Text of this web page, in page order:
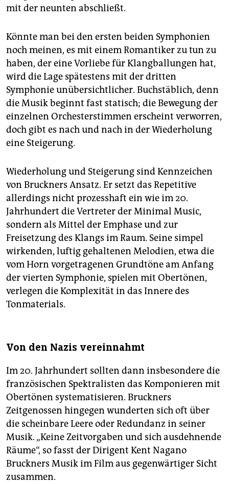
mit der neunten abschließt.
Könnte man bei den ersten beiden Symphonien
noch meinen, es mit einem Romantiker zu tun zu
haben, der eine Vorliebe für Klangballungen hat,
wird die Lage spätestens mit der dritten
Symphonie unübersichtlicher. Buchstäblich, denn
die Musik beginnt fast statisch; die Bewegung der
einzelnen Orchesterstimmen erscheint verworren,
doch gibt es nach und nach in der Wiederholung
eine Steigerung.
Wiederholung und Steigerung sind Kennzeichen
von Bruckners Ansatz. Er setzt das Repetitive
allerdings nicht prozesshaft ein wie im 20.
Jahrhundert die Vertreter der Minimal Music,
sondern als Mittel der Emphase und zur
Freisetzung des Klangs im Raum. Seine simpel
wirkenden, luftig gehaltenen Melodien, etwa die
vom Horn vorgetragenen Grundtöne am Anfang
der vierten Symphonie, spielen mit Obertönen,
verlegen die Komplexität in das Innere des
Tonmaterials.
Von den Nazis vereinnahmt
Im 20. Jahrhundert sollten dann insbesondere die
französischen Spektralisten das Komponieren mit
Obertönen systematisieren. Bruckners
Zeitgenossen hingegen wunderten sich oft über
die scheinbare Leere oder Redundanz in seiner
Musik. „Keine Zeitvorgaben und sich ausdehnende
Räume“, so fasst der Dirigent Kent Nagano
Bruckners Musik im Film aus gegenwärtiger Sicht
zusammen.